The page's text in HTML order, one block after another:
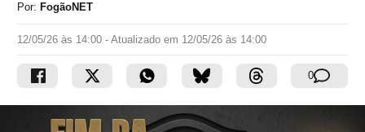
Por: FogãoNET
12/05/26 às 14:00 - Atualizado em 12/05/26 às 14:00
0